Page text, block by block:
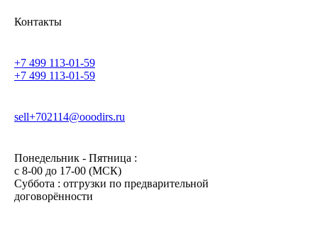
Контакты
+7 499 113-01-59
+7 499 113-01-59
sell+702114@ooodirs.ru
Понедельник - Пятница :
c 8-00 до 17-00 (МСК)
Суббота : отгрузки по предварительной
договорённости